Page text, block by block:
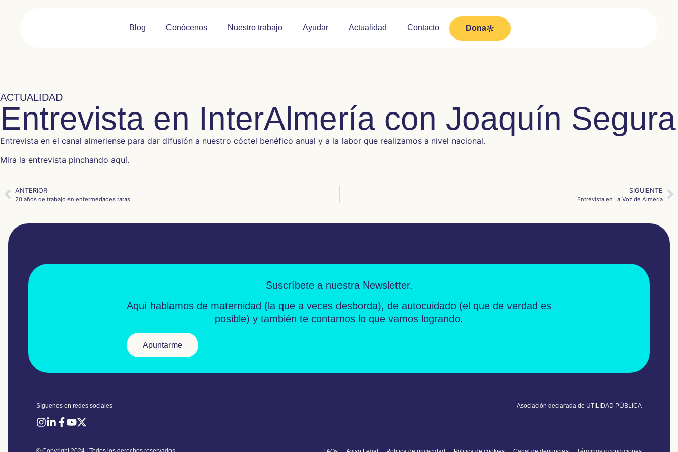
Blog Conócenos Nuestro trabajo Ayudar Actualidad Contacto Dona
ACTUALIDAD
Entrevista en InterAlmería con Joaquín Segura
Entrevista en el canal almeriense para dar difusión a nuestro cóctel benéfico anual y a la labor que realizamos a nivel nacional.
Mira la entrevista pinchando aquí.
ANTERIOR
20 años de trabajo en enfermedades raras
SIGUIENTE
Entrevista en La Voz de Almería
Suscríbete a nuestra Newsletter.
Aquí hablamos de maternidad (la que a veces desborda), de autocuidado (el que de verdad es
posible) y también te contamos lo que vamos logrando.
Apuntarme
Síguenos en redes sociales Asociación declarada de UTILIDAD PÚBLICA